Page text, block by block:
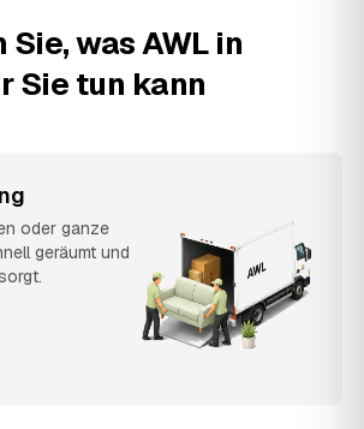
was AWL in
Sie tun kann
oder ganze
geräumt und